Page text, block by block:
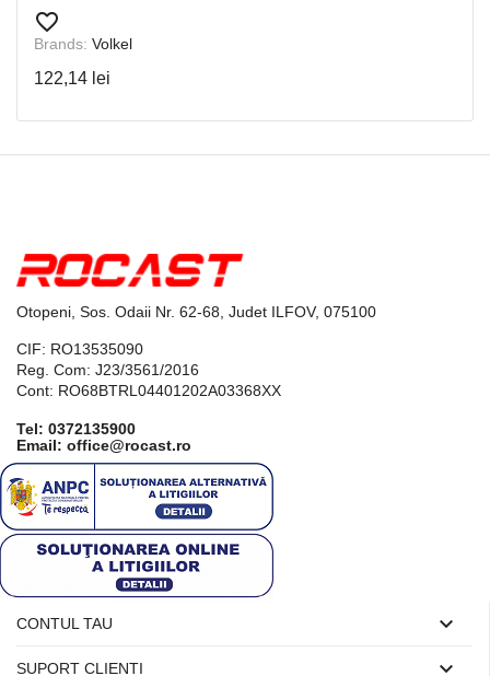
favorite_border
Brands: Volkel
122,14 lei
Otopeni, Sos. Odaii Nr. 62-68, Judet ILFOV, 075100
CIF: RO13535090
Reg. Com: J23/3561/2016
Cont: RO68BTRL04401202A03368XX
Tel: 0372135900
Email: office@rocast.ro
CONTUL TAU 
SUPORT CLIENTI 